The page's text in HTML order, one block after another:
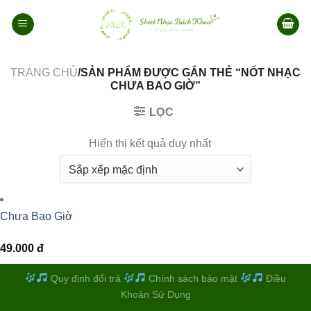
qua
TRANG CHỦ/SẢN PHẨM ĐƯỢC GẮN THẺ “NỐT NHẠC
CHƯA BAO GIỜ”
LỌC
Hiển thị kết quả duy nhất
Chưa Bao Giờ
49.000 đ
Quy định đổi trả Chính sách bảo mật
Điều
Khoản Sử Dụng